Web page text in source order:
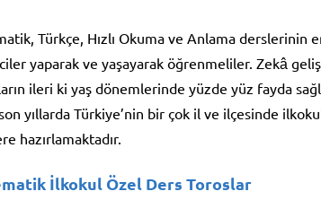
Türkçe, Hızlı Okuma ve Anlama derslerinin
yaparak ve yaşayarak öğrenmeliler. Zekâ
ileri ki yaş dönemlerinde yüzde yüz fayda
yıllarda Türkiye’nin bir çok il ve ilçesinde
hazırlamaktadır.
İlkokul Özel Ders Toroslar